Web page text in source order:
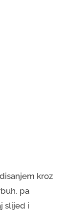
kroz
pa
slijed i